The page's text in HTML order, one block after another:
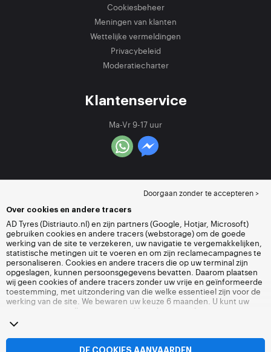
Cookiesbeheer
Meningen van klanten
Wettelijke vermeldingen
Privacybeleid
Moderatiecharter
Klantenservice
Ma-Vr 9-17 uur
Doorgaan zonder te accepteren >
Over cookies en andere tracers
AD Tyres (Distriauto.nl) en zijn partners (Google, Hotjar, Microsoft)
gebruiken cookies en andere tracers (webstorage) om de goede
werking van de site te verzekeren, uw navigatie te vergemakkelijken,
statistische metingen uit te voeren en om zijn reclamecampagnes te
personaliseren. Cookies en andere tracers die op uw terminal zijn
opgeslagen, kunnen persoonsgegevens bevatten. Daarom plaatsen
wij geen cookies of andere tracers zonder uw vrije en geïnformeerde
toestemming, met uitzondering van die welke essentieel zijn voor de
werking van de site. We bewaren uw keuze 6 maanden. U kunt uw
toestemming op elk moment intrekken door naar de pagina over
cookies en andere tracers
surfen zonder het deponeren van cookies of andere tracers te
aanvaarden. Weigering verhindert de toegang tot diensten niet
Distriauto.nl. Voor meer informatie,bezoek de cookies en andere
DE COOKIES AANVAARDEN